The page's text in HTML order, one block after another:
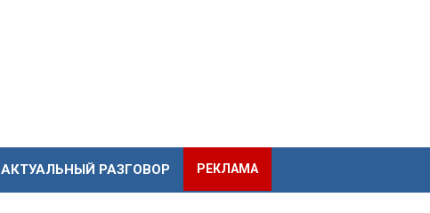
АКТУАЛЬНЫЙ РАЗГОВОР РЕКЛАМА